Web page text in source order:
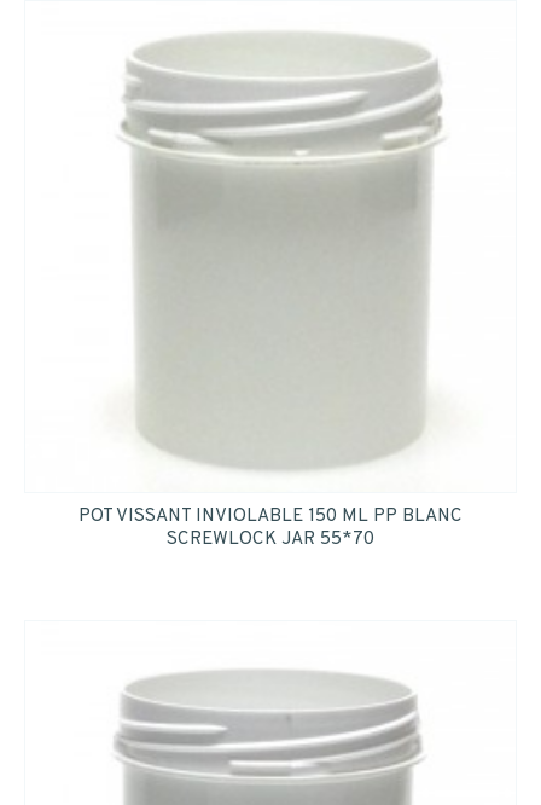
POT VISSANT INVIOLABLE 150 ML PP BLANC
SCREWLOCK JAR 55*70